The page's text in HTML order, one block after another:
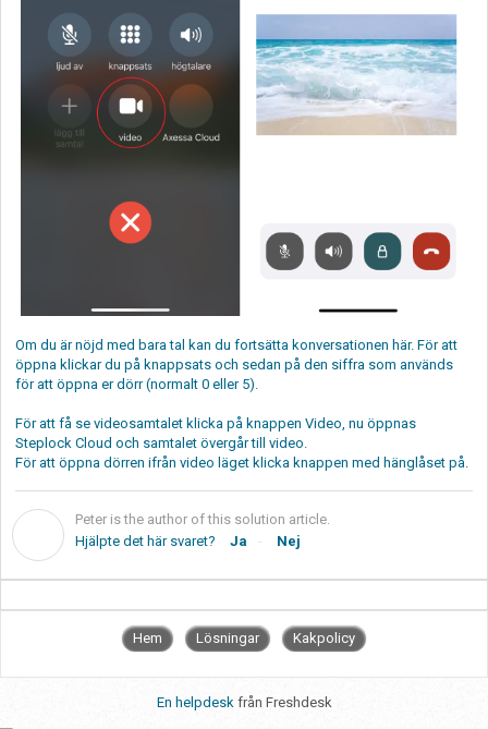
Om du är nöjd med bara tal kan du fortsätta konversationen här. För att
öppna klickar du på knappsats och sedan på den siffra som används
för att öppna er dörr (normalt 0 eller 5).
För att få se videosamtalet klicka på knappen Video, nu öppnas
Steplock Cloud och samtalet övergår till video.
För att öppna dörren ifrån video läget klicka knappen med hänglåset på.
Peter is the author of this solution article.
Hjälpte det här svaret?
Ja Nej
Hem Lösningar Kakpolicy
En helpdesk från Freshdesk